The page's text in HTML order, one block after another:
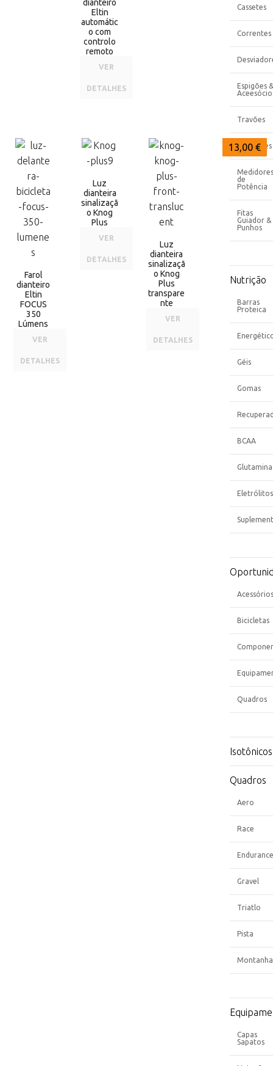
dianteiro
Eltin
automátic
o com
controlo
remoto
VER
DETALHES
17,25 €
Farol
dianteiro
Eltin
FOCUS
350
Lúmens
VER
DETALHES
17,00 €
Luz
dianteira
sinalizaçã
o Knog
Plus
VER
DETALHES
13,00 €
Luz
dianteira
sinalizaçã
o Knog
Plus
transpare
nte
VER
DETALHES
Cassetes
Correntes
Espigões &
Travões
Guiadores
Medidores
de
Potência
Fitas
Guiador &
Punhos
Nutrição
Barras
Proteica
Géis
Gomas
BCAA
Glutamina
Eletrólitos
Acessórios
Bicicletas
Quadros
Isotônicos
Quadros
Aero
Race
Endurance
Gravel
Triatlo
Pista
Montanha
Capas
Sapatos